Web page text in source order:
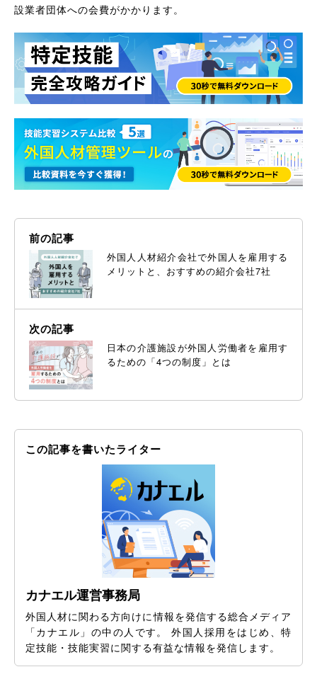
設業者団体への会費がかかります。
前の記事
外国人人材紹介会社で外国人を雇用する
メリットと、おすすめの紹介会社7社
次の記事
日本の介護施設が外国人労働者を雇用す
るための「4つの制度」とは
この記事を書いたライター
カナエル運営事務局
外国人材に関わる方向けに情報を発信する総合メディア
「カナエル」の中の人です。 外国人採用をはじめ、特
定技能・技能実習に関する有益な情報を発信します。